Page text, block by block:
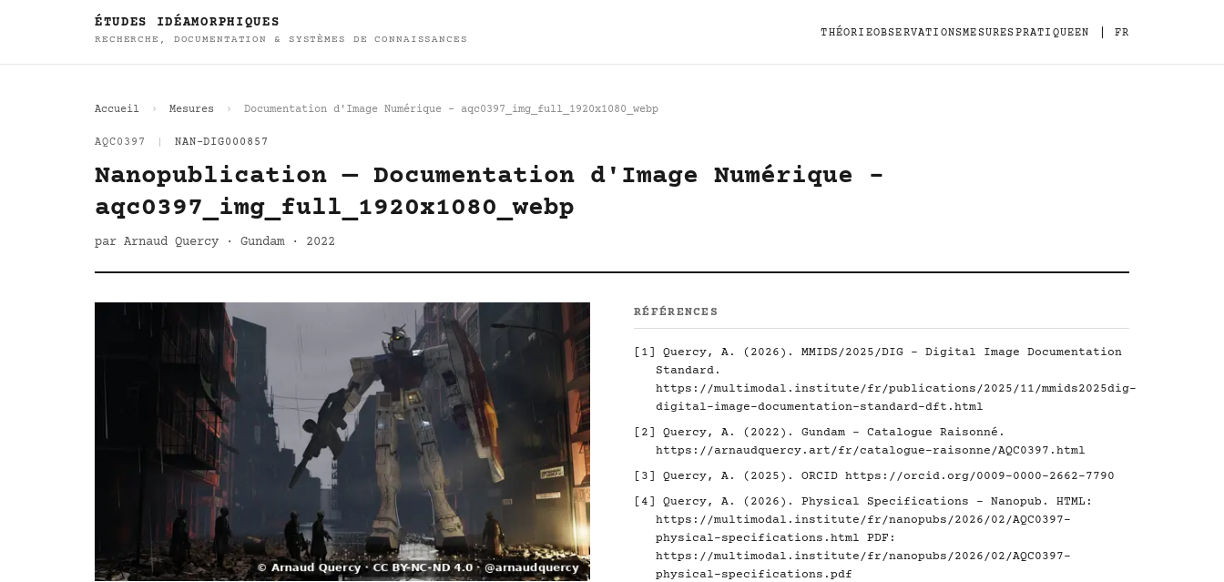
ÉTUDES IDÉAMORPHIQUES
RECHERCHE, DOCUMENTATION & SYSTÈMES DE CONNAISSANCES
THÉORIEOBSERVATIONSMESURESPRATIQUEEN FR
Accueil Mesures Documentation d'Image Numérique - aqc0397_img_full_1920x1080_webp
AQC0397 NAN-DIG000857
Nanopublication — Documentation d'Image Numérique -
aqc0397_img_full_1920x1080_webp
par Arnaud Quercy · Gundam · 2022
RÉFÉRENCES
[1]
Quercy, A. (2026). MMIDS/2025/DIG - Digital Image Documentation
Standard.
https://multimodal.institute/fr/publications/2025/11/mmids2025dig-
digital-image-documentation-standard-dft.html
[2]
Quercy, A. (2022). Gundam - Catalogue Raisonné.
https://arnaudquercy.art/fr/catalogue-raisonne/AQC0397.html
[3]
Quercy, A. (2025). ORCID https://orcid.org/0009-0000-2662-7790
[4]
Quercy, A. (2026). Physical Specifications - Nanopub. HTML:
https://multimodal.institute/fr/nanopubs/2026/02/AQC0397-
physical-specifications.html PDF:
https://multimodal.institute/fr/nanopubs/2026/02/AQC0397-
physical-specifications.pdf